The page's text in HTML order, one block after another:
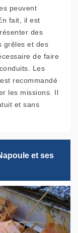
peuvent
fait, il est
des
grêles et des
de faire
Les
recommandé
les missions. Il
et sans
et ses